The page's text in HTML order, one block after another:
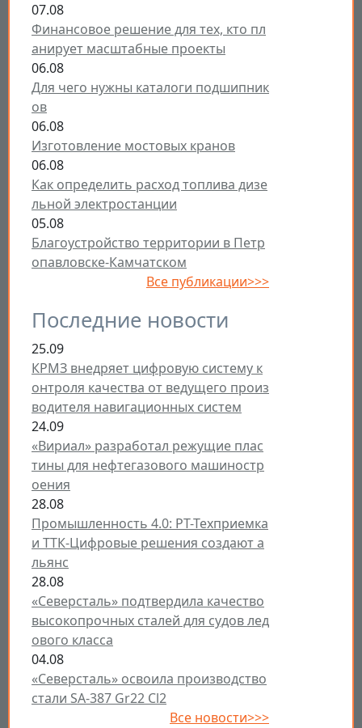
07.08
Финансовое решение для тех, кто пл
анирует масштабные проекты
06.08
Для чего нужны каталоги подшипник
ов
06.08
Изготовление мостовых кранов
06.08
Как определить расход топлива дизе
льной электростанции
05.08
Благоустройство территории в Петр
опавловске-Камчатском
Все публикации>>>
Последние новости
25.09
КРМЗ внедряет цифровую систему к
онтроля качества от ведущего произ
водителя навигационных систем
24.09
«Вириал» разработал режущие плас
тины для нефтегазового машиностр
оения
28.08
Промышленность 4.0: РТ-Техприемка
и ТТК-Цифровые решения создают а
льянс
28.08
«Северсталь» подтвердила качество
высокопрочных сталей для судов лед
ового класса
04.08
«Северсталь» освоила производство
стали SA-387 Gr22 Cl2
Все новости>>>